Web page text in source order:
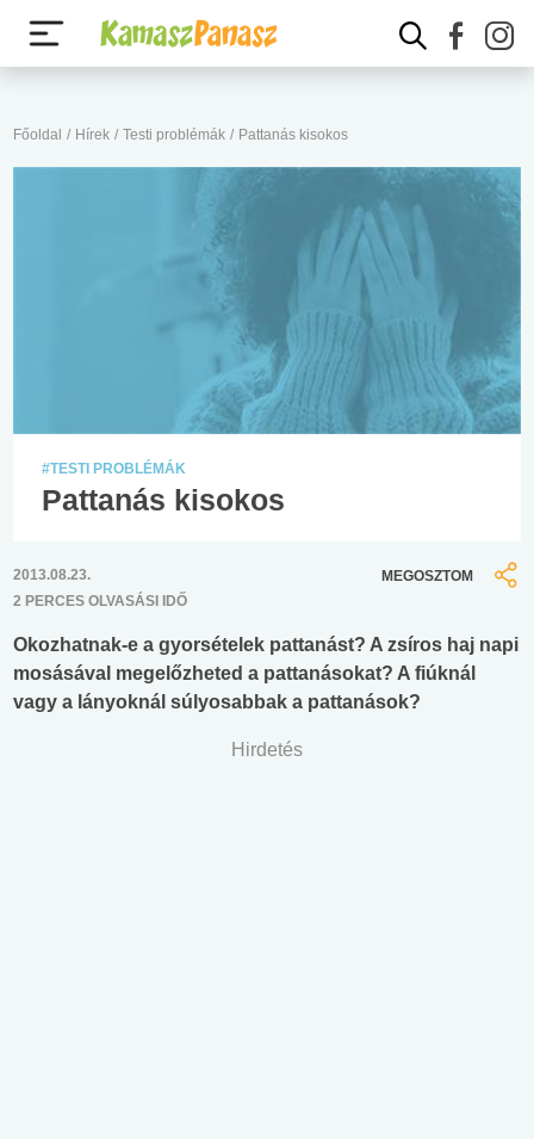
Főoldal / Hírek / Testi problémák / Pattanás kisokos
#TESTI PROBLÉMÁK
Pattanás kisokos
2013.08.23.
2 PERCES OLVASÁSI IDŐ
MEGOSZTOM
Okozhatnak-e a gyorsételek pattanást? A zsíros haj napi
mosásával megelőzheted a pattanásokat? A fiúknál
vagy a lányoknál súlyosabbak a pattanások?
Hirdetés